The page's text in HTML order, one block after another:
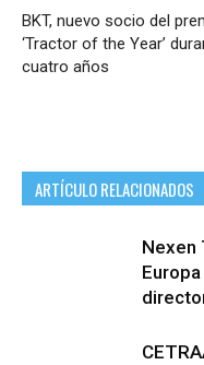
BKT, nuevo socio del
‘Tractor of the Year’
cuatro años
ARTÍCULO RELACIONADOS
Nexen